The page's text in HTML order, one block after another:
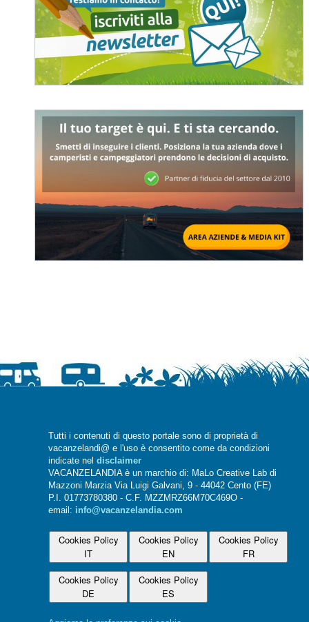
Tutti i contenuti di questo portale sono di proprietà di
vacanzelandi@ e l'uso è consentito come da condizioni
indicate nel disclaimer
VACANZELANDIA è un marchio di: MaLo Creative Lab di
Mazzoni Marzia Via Luigi Galvani, 9 - 44042 Cento (FE)
P.I. 01773780380 - C.F. MZZMRZ66M70C469O -
email: info@vacanzelandia.com
Cookies Policy
IT
Cookies Policy
EN
Cookies Policy
FR
Cookies Policy
DE
Cookies Policy
ES